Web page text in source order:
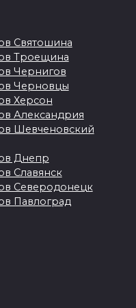
Сегодня найти
исполнителя
Святошина
Троещина
Чернигов
Черновцы
Херсон
Александрия
Шевченовский
Днепр
Славянск
Северодонецк
Павлоград